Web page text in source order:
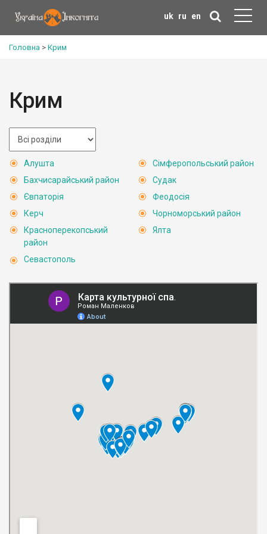
uk ru en
Головна > Крим
Крим
Алушта
Бахчисарайський район
Євпаторія
Керч
Красноперекопський
район
Севастополь
Сімферопольський район
Судак
Феодосія
Чорноморський район
Ялта